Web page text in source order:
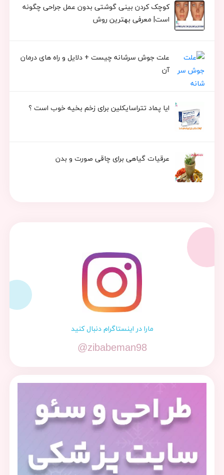
کوچک کردن بینی گوشتی بدون عمل جراحی چگونه
است| معرفی بهترین روش
علت جوش سرشانه چیست + دلایل و راه های درمان
آن
ایا پماد تتراسایکلین برای زخم بخیه خوب است ؟
عرقیات گیاهی برای چاقی صورت و بدن
مارا در اینستاگرام دنبال کنید
@zibabeman98